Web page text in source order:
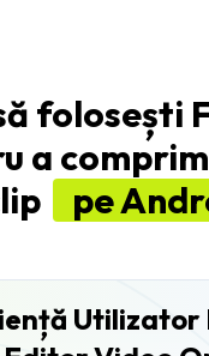
folosești
a
pe
Utilizator